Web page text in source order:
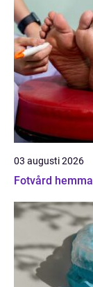
03 augusti 2026
Fotvård hemma